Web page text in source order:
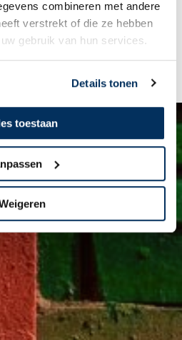
combineren met andere
verstrekt of die ze hebben
gebruik van hun services.
Details tonen
toestaan
worden en waar de deuren gesloten
opent God ook juist daar harten en
te maken voor Zijn liefde.